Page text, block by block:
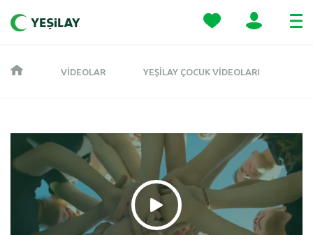
VIDEOLAR YEŞILAY ÇOCUK VIDEOLARI